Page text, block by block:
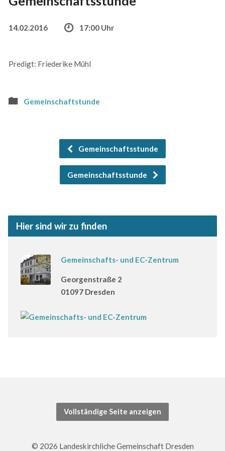
14.02.2016 17:00 Uhr
Predigt: Friederike Mühl
Gemeinschaftstunde
Gemeinschaftsstunde
Gemeinschaftsstunde
Hier sind wir zu finden
Gemeinschafts- und EC-Zentrum
Georgenstraße 2
01097 Dresden
Vollständige Seite anzeigen
© 2026 Landeskirchliche Gemeinschaft Dresden